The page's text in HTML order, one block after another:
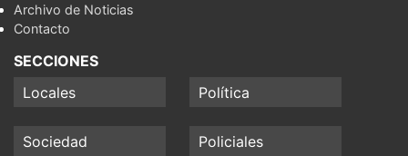
Archivo de Noticias
Contacto
SECCIONES
Locales
Política
Sociedad Policiales